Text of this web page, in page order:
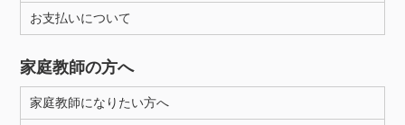
お支払いについて
家庭教師の方へ
家庭教師になりたい方へ